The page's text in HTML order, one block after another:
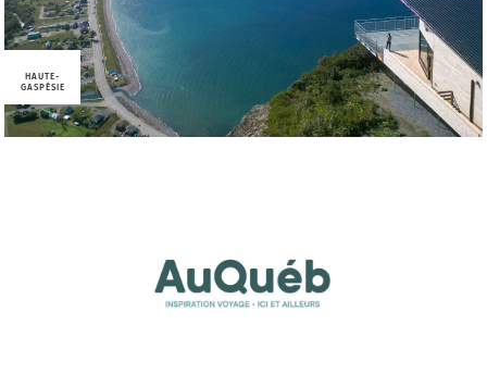
HAUTE-
GASPÉSIE